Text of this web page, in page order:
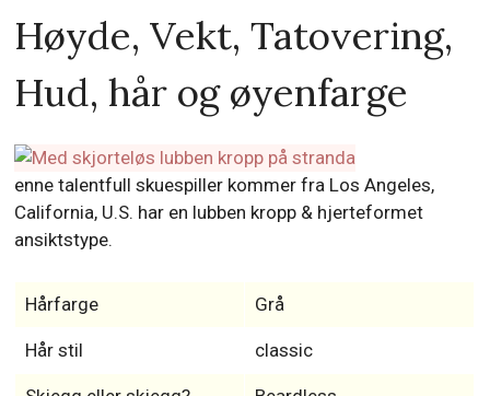
enne talentfull skuespiller kommer fra Los Angeles,
California, U.S. har en lubben kropp & hjerteformet
ansiktstype.
Hårfarge Grå
Hår stil classic
Øyenfarge Blå
Høyde 178 cm